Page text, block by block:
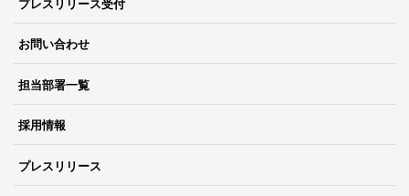
プレスリリース受付
お問い合わせ
担当部署一覧
採用情報
プレスリリース